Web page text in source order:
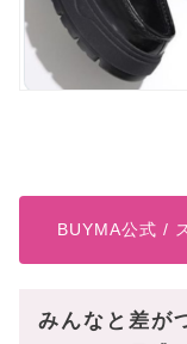
BUYMA公式 /
みんなと差が